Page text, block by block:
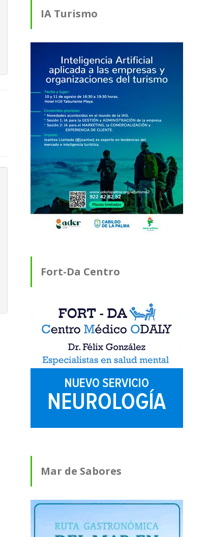
IA Turismo
Fort-Da Centro
Mar de Sabores